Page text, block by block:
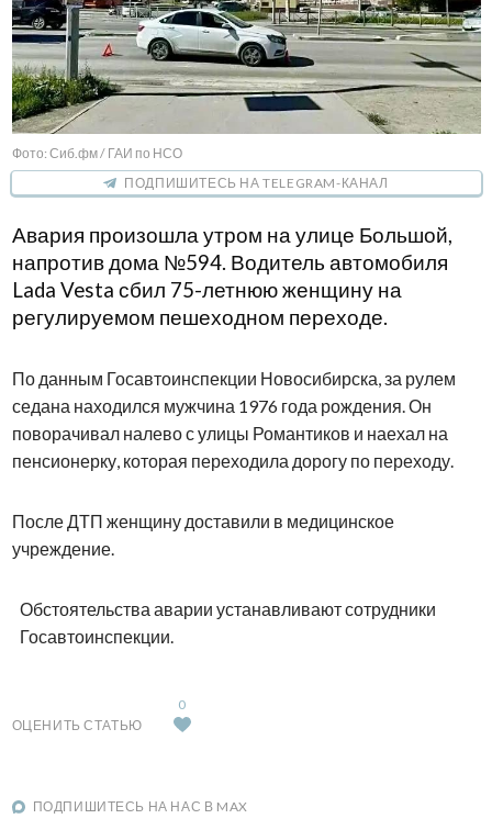
Фото: Сиб.фм / ГАИ по НСО
ПОДПИШИТЕСЬ НА TELEGRAM-КАНАЛ
Авария произошла утром на улице Большой,
напротив дома №594. Водитель автомобиля
Lada Vesta сбил 75-летнюю женщину на
регулируемом пешеходном переходе.
По данным Госавтоинспекции Новосибирска, за рулем
седана находился мужчина 1976 года рождения. Он
поворачивал налево с улицы Романтиков и наехал на
пенсионерку, которая переходила дорогу по переходу.
После ДТП женщину доставили в медицинское
учреждение.
Обстоятельства аварии устанавливают сотрудники
Госавтоинспекции.
ОЦЕНИТЬ СТАТЬЮ
0
ПОДПИШИТЕСЬ НА НАС В MAX